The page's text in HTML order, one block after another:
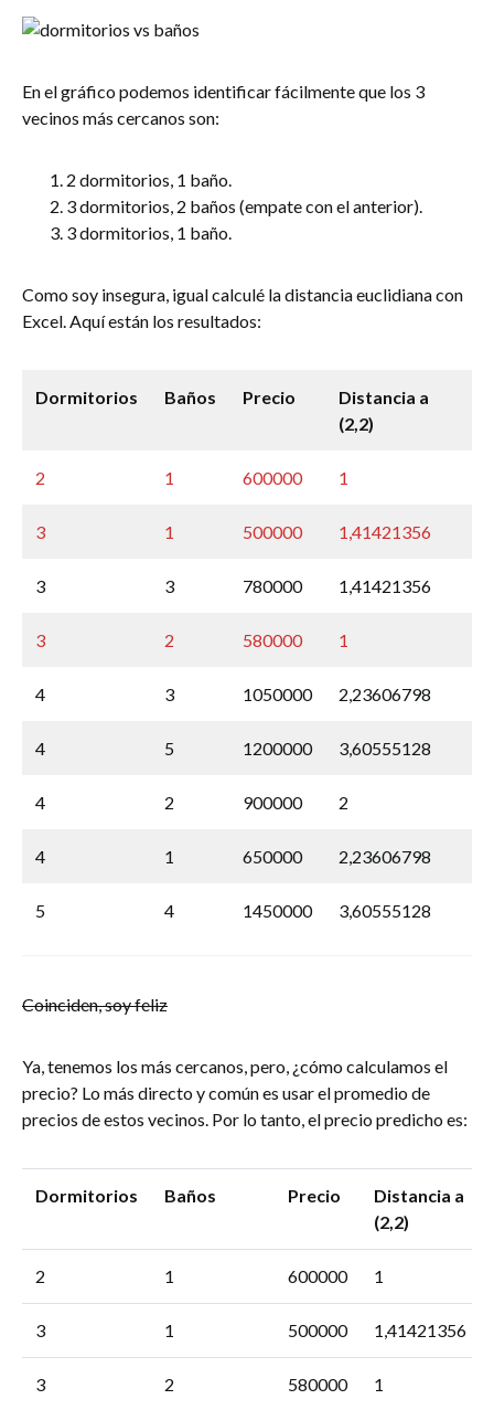
En el gráfico podemos identificar fácilmente que los 3
vecinos más cercanos son:
2 dormitorios, 1 baño.
3 dormitorios, 2 baños (empate con el anterior).
3 dormitorios, 1 baño.
Como soy insegura, igual calculé la distancia euclidiana con
Excel. Aquí están los resultados:
Dormitorios Baños Precio
Distancia a
(2,2)
2 1 600000 1
3 1 500000 1,41421356
3 3 780000 1,41421356
3 2 580000 1
4 3 1050000 2,23606798
4 5 1200000 3,60555128
4 2 900000 2
4 1 650000 2,23606798
5 4 1450000 3,60555128
Coinciden, soy feliz
Ya, tenemos los más cercanos, pero, ¿cómo calculamos el
precio? Lo más directo y común es usar el promedio de
precios de estos vecinos. Por lo tanto, el precio predicho es:
Dormitorios Baños Precio
Distancia a
(2,2)
2 1 600000 1
3 1 500000 1,41421356
3 2 580000 1